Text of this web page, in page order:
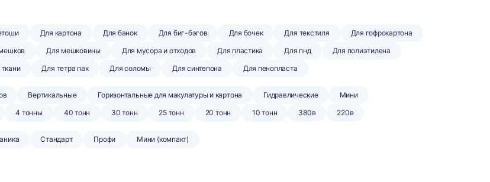
Для картона Для банок Для биг-бэгов Для бочек Для текстиля
Для гофрокартона
Для мешковины Для мусора и отходов Для пластика Для пнд
Для полиэтилена
Для тетра пак Для соломы Для синтепона Для пенопласта
Вертикальные Горизонтальные для макулатуры и картона Гидравлические
Мини
4 тонны 40 тонн 30 тонн 25 тонн 20 тонн 10 тонн 380в 220в
Стандарт Профи Мини (компакт)